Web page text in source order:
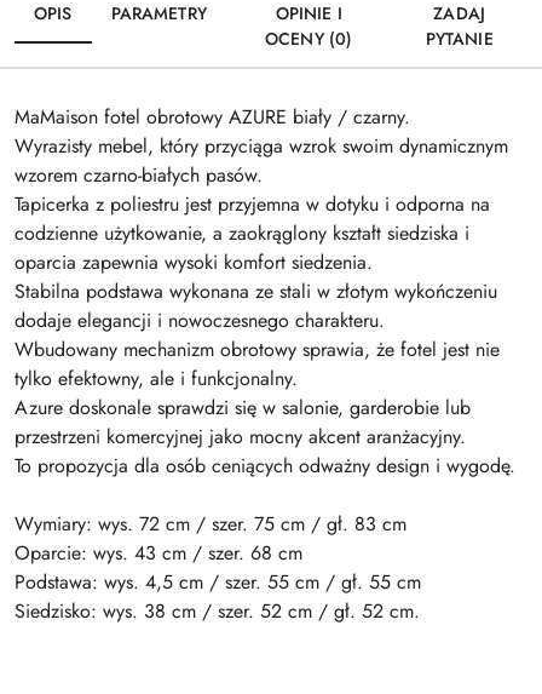
OPIS PARAMETRY
OPINIE I
OCENY (0)
ZADAJ
PYTANIE
MaMaison fotel obrotowy AZURE biały / czarny.
Wyrazisty mebel, który przyciąga wzrok swoim dynamicznym
wzorem czarno-białych pasów.
Tapicerka z poliestru jest przyjemna w dotyku i odporna na
codzienne użytkowanie, a zaokrąglony kształt siedziska i
oparcia zapewnia wysoki komfort siedzenia.
Stabilna podstawa wykonana ze stali w złotym wykończeniu
dodaje elegancji i nowoczesnego charakteru.
Wbudowany mechanizm obrotowy sprawia, że fotel jest nie
tylko efektowny, ale i funkcjonalny.
Azure doskonale sprawdzi się w salonie, garderobie lub
przestrzeni komercyjnej jako mocny akcent aranżacyjny.
To propozycja dla osób ceniących odważny design i wygodę.
Wymiary: wys. 72 cm / szer. 75 cm / gł. 83 cm
Oparcie: wys. 43 cm / szer. 68 cm
Podstawa: wys. 4,5 cm / szer. 55 cm / gł. 55 cm
Siedzisko: wys. 38 cm / szer. 52 cm / gł. 52 cm.